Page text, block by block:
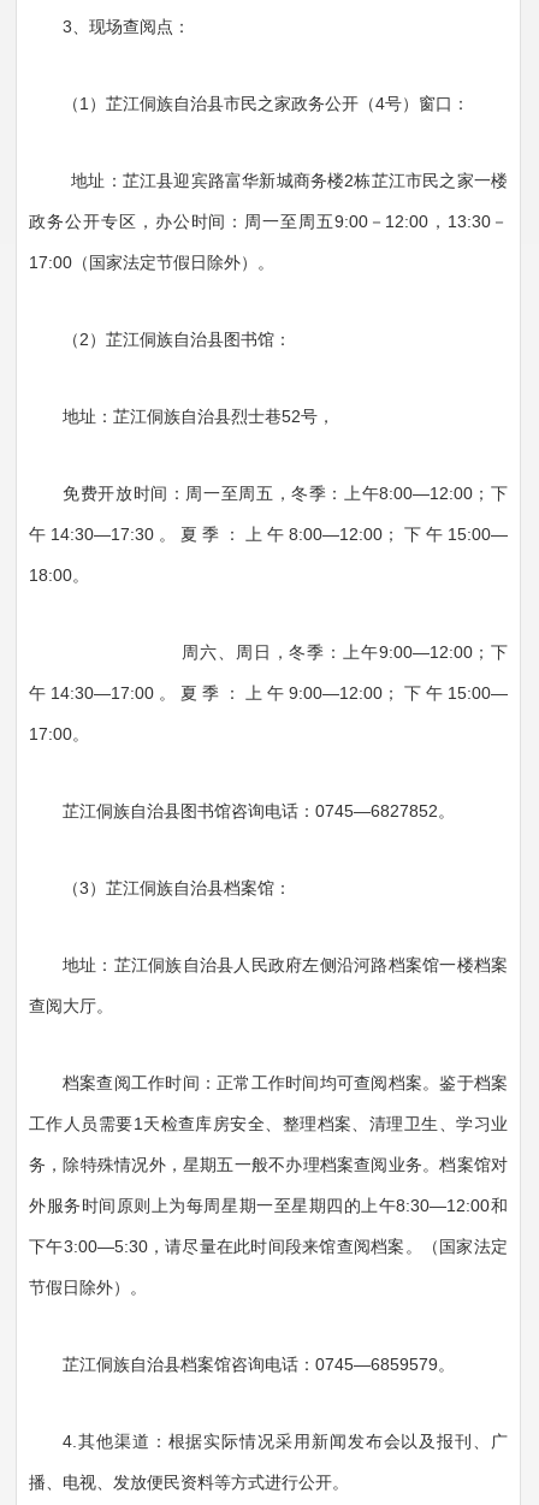
3、现场查阅点：
（1）芷江侗族自治县市民之家政务公开（4号）窗口：
地址：芷江县迎宾路富华新城商务楼2栋芷江市民之家一楼
政务公开专区，办公时间：周一至周五9:00－12:00，13:30－
17:00（国家法定节假日除外）。
（2）芷江侗族自治县图书馆：
地址：芷江侗族自治县烈士巷52号，
免费开放时间：周一至周五，冬季：上午8:00—12:00；下
午14:30—17:30。夏季：上午8:00—12:00；下午15:00—
18:00。
周六、周日，冬季：上午9:00—12:00；下
午14:30—17:00。夏季：上午9:00—12:00；下午15:00—
17:00。
芷江侗族自治县图书馆咨询电话：0745—6827852。
（3）芷江侗族自治县档案馆：
地址：芷江侗族自治县人民政府左侧沿河路档案馆一楼档案
查阅大厅。
档案查阅工作时间：正常工作时间均可查阅档案。鉴于档案
工作人员需要1天检查库房安全、整理档案、清理卫生、学习业
务，除特殊情况外，星期五一般不办理档案查阅业务。档案馆对
外服务时间原则上为每周星期一至星期四的上午8:30—12:00和
下午3:00—5:30，请尽量在此时间段来馆查阅档案。（国家法定
节假日除外）。
芷江侗族自治县档案馆咨询电话：0745—6859579。
4.其他渠道：根据实际情况采用新闻发布会以及报刊、广
播、电视、发放便民资料等方式进行公开。